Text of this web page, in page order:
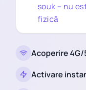
souk – nu
fizică
Acoperire 4G/
Activare